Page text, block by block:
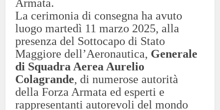
Armata.
La cerimonia di consegna ha avuto
luogo martedì 11 marzo 2025, alla
presenza del Sottocapo di Stato
Maggiore dell’Aeronautica, Generale
di Squadra Aerea Aurelio
Colagrande, di numerose autorità
della Forza Armata ed esperti e
rappresentanti autorevoli del mondo